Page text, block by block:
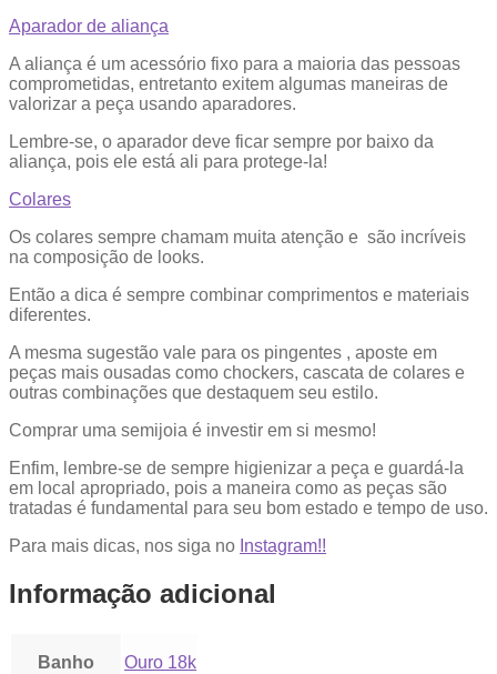
Aparador de aliança
A aliança é um acessório fixo para a maioria das pessoas
comprometidas, entretanto exitem algumas maneiras de
valorizar a peça usando aparadores.
Lembre-se, o aparador deve ficar sempre por baixo da
aliança, pois ele está ali para protege-la!
Colares
Os colares sempre chamam muita atenção e são incríveis
na composição de looks.
Então a dica é sempre combinar comprimentos e materiais
diferentes.
A mesma sugestão vale para os pingentes , aposte em
peças mais ousadas como chockers, cascata de colares e
outras combinações que destaquem seu estilo.
Comprar uma semijoia é investir em si mesmo!
Enfim, lembre-se de sempre higienizar a peça e guardá-la
em local apropriado, pois a maneira como as peças são
tratadas é fundamental para seu bom estado e tempo de uso.
Para mais dicas, nos siga no Instagram!!
Informação adicional
Banho Ouro 18k